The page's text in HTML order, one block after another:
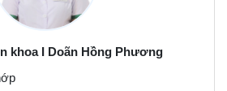
khoa I Doãn Hồng Phương